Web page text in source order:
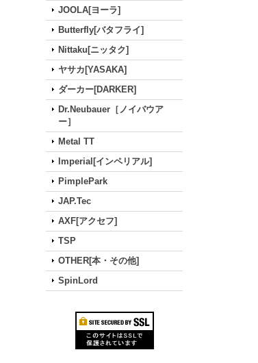
JOOLA[ヨーラ]
Butterfly[バタフライ]
Nittaku[ニッタク]
ヤサカ[YASAKA]
ダーカー[DARKER]
Dr.Neubauer［ノイバウア
ー］
Metal TT
Imperial[インペリアル]
PimplePark
JAP.Tec
AXF[アクセフ]
TSP
OTHER[本・その他]
SpinLord